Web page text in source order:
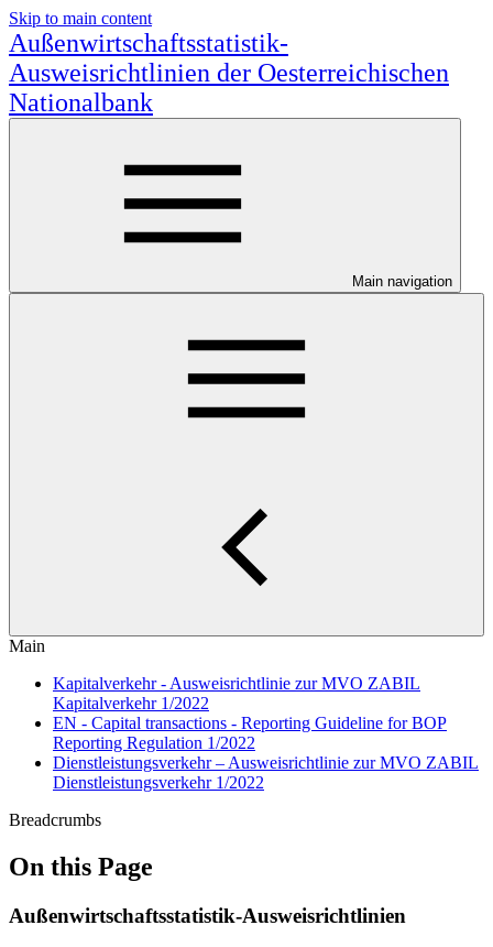
Skip to main content
Außenwirtschaftsstatistik-
Ausweisrichtlinien der Oesterreichischen
Nationalbank
Main navigation
Main
Kapitalverkehr - Ausweisrichtlinie zur MVO ZABIL
Kapitalverkehr 1/2022
EN - Capital transactions - Reporting Guideline for BOP
Reporting Regulation 1/2022
Dienstleistungsverkehr – Ausweisrichtlinie zur MVO ZABIL
Dienstleistungsverkehr 1/2022
Breadcrumbs
On this Page
Außenwirtschaftsstatistik-Ausweisrichtlinien